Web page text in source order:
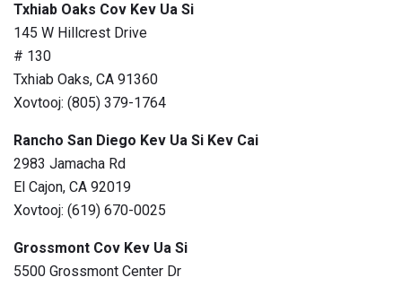
Txhiab Oaks Cov Kev Ua Si
145 W Hillcrest Drive
# 130
Txhiab Oaks, CA 91360
Xovtooj: (805) 379-1764
Rancho San Diego Kev Ua Si Kev Cai
2983 Jamacha Rd
El Cajon, CA 92019
Xovtooj: (619) 670-0025
Grossmont Cov Kev Ua Si
5500 Grossmont Center Dr